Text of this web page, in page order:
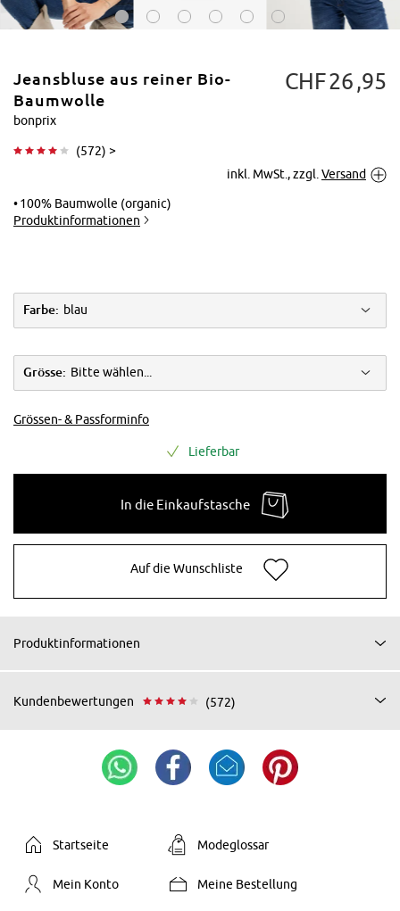
Vergrößern
Jeansbluse aus reiner Bio-
Baumwolle
bonprix
(572) >
CHF26 95
inkl. MwSt., zzgl. Versand
100% Baumwolle (organic)
Produktinformationen
Farbe: blau
Grösse: Bitte wählen...
Grössen- & Passforminfo
Lieferbar
In die Einkaufstasche
Auf die Wunschliste
Produktinformationen
Kundenbewertungen (572)
Startseite Modeglossar
Mein Konto Meine Bestellung